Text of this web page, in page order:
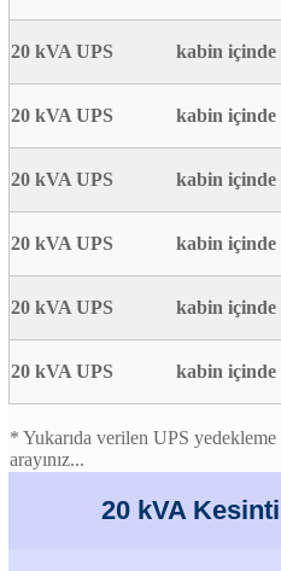
20 kVA UPS kabin içinde
20 kVA UPS kabin içinde
20 kVA UPS kabin içinde
20 kVA UPS kabin içinde
20 kVA UPS kabin içinde
20 kVA UPS kabin içinde
* Yukarıda verilen UPS yedekleme
arayınız...
20 kVA